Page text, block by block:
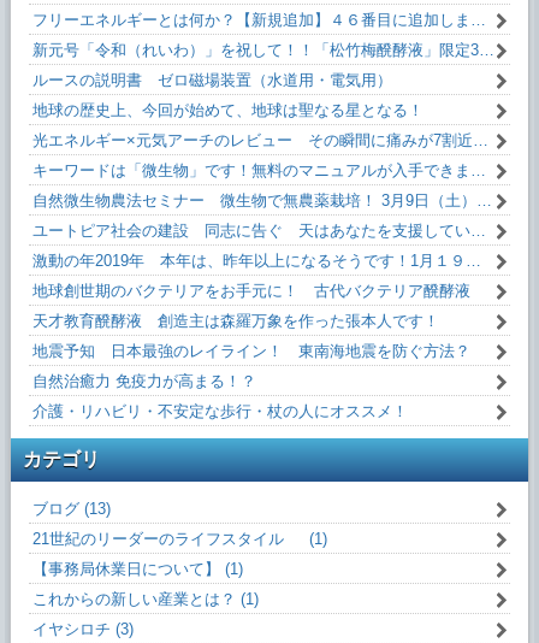
フリーエネルギーとは何か？【新規追加】４６番目に追加しました！無料です！
新元号「令和（れいわ）」を祝して！！「松竹梅醗酵液」限定35本。
ルースの説明書 ゼロ磁場装置（水道用・電気用）
地球の歴史上、今回が始めて、地球は聖なる星となる！
光エネルギー×元気アーチのレビュー その瞬間に痛みが7割近く減った！
キーワードは「微生物」です！無料のマニュアルが入手できます。
自然微生物農法セミナー 微生物で無農薬栽培！ 3月9日（土）13:10～
ユートピア社会の建設 同志に告ぐ 天はあなたを支援しています！
激動の年2019年 本年は、昨年以上になるそうです！1月１９日(土)13:10～
地球創世期のバクテリアをお手元に！ 古代バクテリア醗酵液
天才教育醗酵液 創造主は森羅万象を作った張本人です！
地震予知 日本最強のレイライン！ 東南海地震を防ぐ方法？
自然治癒力 免疫力が高まる！？
介護・リハビリ・不安定な歩行・杖の人にオススメ！
カテゴリ
ブログ (13)
21世紀のリーダーのライフスタイル (1)
【事務局休業日について】 (1)
これからの新しい産業とは？ (1)
イヤシロチ (3)